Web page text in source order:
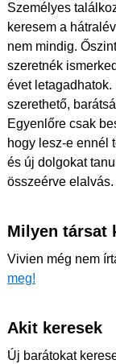
Személyes
keresem a
nem mindig.
szeretnék
évet
szerethető,
Egyenlőre csak
hogy lesz-e ennél
és új dolgokat
összeérve
Milyen társat
Vivien még nem
meg!
Akit keresek
Új barátokat